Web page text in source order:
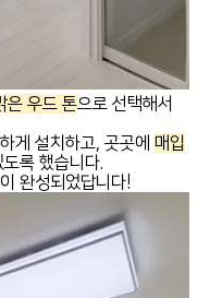
은 우드 톤으로 선택해서
게 설치하고, 곳곳에 매입
록 했습니다.
완성되었답니다!